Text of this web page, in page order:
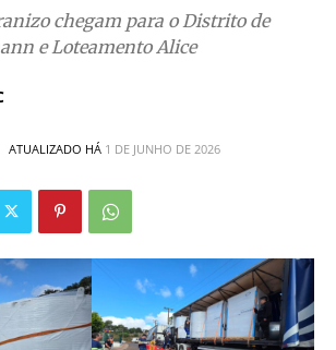
chegam para o Distrito de
e Loteamento Alice
ATUALIZADO HÁ 1 DE JUNHO DE 2026